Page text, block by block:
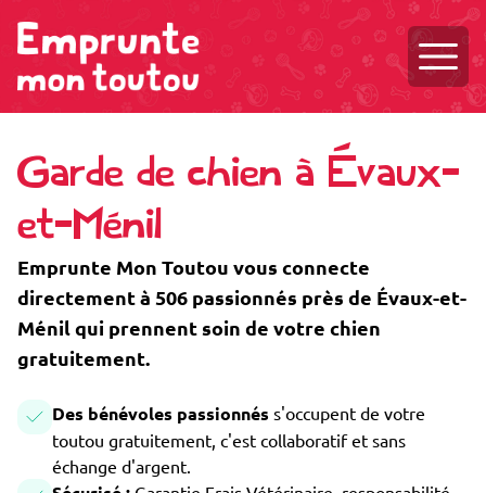
Garde de chien à Évaux-
et-Ménil
Emprunte Mon Toutou vous connecte
directement à 506 passionnés près de Évaux-et-
Ménil qui prennent soin de votre chien
gratuitement.
Des bénévoles passionnés s'occupent de votre
toutou gratuitement, c'est collaboratif et sans
échange d'argent.